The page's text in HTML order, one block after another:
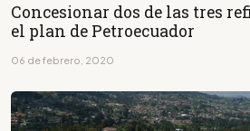
Concesionar dos de las tres
el plan de Petroecuador
06 de febrero, 2020